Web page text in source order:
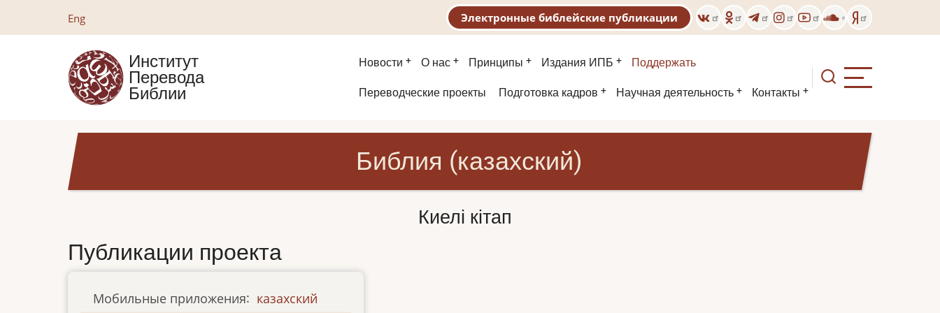
содержанию
Eng Электронные библейские публикации
Институт
Перевода
Библии
Основная
навигация
Новости О нас Принципы Издания ИПБ Поддержать
Второе
Переводческие проекты Подготовка кадров Научная деятельность Контакты
Библия (казахский)
Киелі кітап
Публикации проекта
Мобильные приложения: казахский